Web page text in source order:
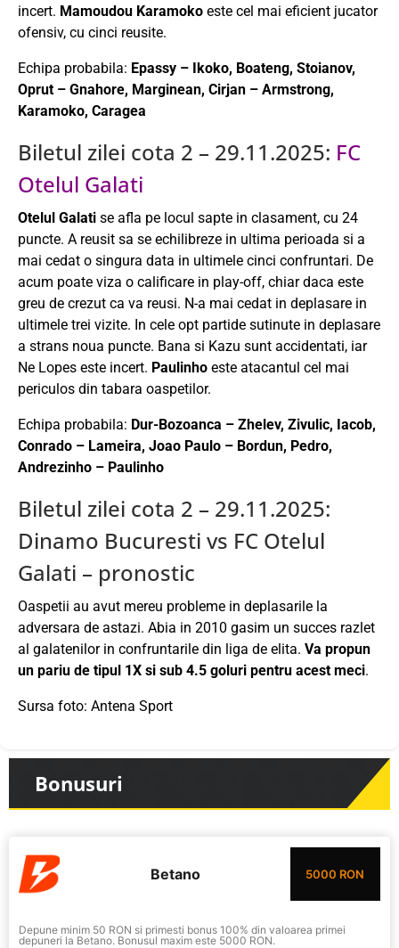
incert. Mamoudou Karamoko este cel mai eficient jucator
ofensiv, cu cinci reusite.
Echipa probabila: Epassy – Ikoko, Boateng, Stoianov,
Oprut – Gnahore, Marginean, Cirjan – Armstrong,
Karamoko, Caragea
Biletul zilei cota 2 – 29.11.2025: FC
Otelul Galati
Otelul Galati se afla pe locul sapte in clasament, cu 24
puncte. A reusit sa se echilibreze in ultima perioada si a
mai cedat o singura data in ultimele cinci confruntari. De
acum poate viza o calificare in play-off, chiar daca este
greu de crezut ca va reusi. N-a mai cedat in deplasare in
ultimele trei vizite. In cele opt partide sutinute in deplasare
a strans noua puncte. Bana si Kazu sunt accidentati, iar
Ne Lopes este incert. Paulinho este atacantul cel mai
periculos din tabara oaspetilor.
Echipa probabila: Dur-Bozoanca – Zhelev, Zivulic, Iacob,
Conrado – Lameira, Joao Paulo – Bordun, Pedro,
Andrezinho – Paulinho
Biletul zilei cota 2 – 29.11.2025:
Dinamo Bucuresti vs FC Otelul
Galati – pronostic
Oaspetii au avut mereu probleme in deplasarile la
adversara de astazi. Abia in 2010 gasim un succes razlet
al galatenilor in confruntarile din liga de elita. Va propun
un pariu de tipul 1X si sub 4.5 goluri pentru acest meci.
Sursa foto: Antena Sport
Bonusuri
Betano 5000 RON
Depune minim 50 RON si primesti bonus 100% din valoarea primei
depuneri la Betano. Bonusul maxim este 5000 RON.